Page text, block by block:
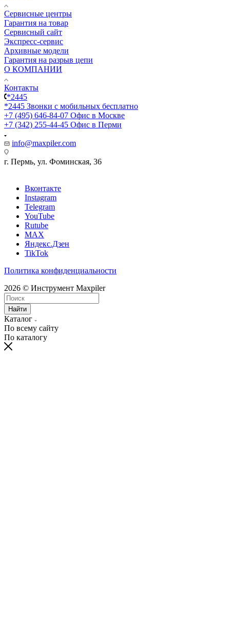
Сервисные центры
Гарантия на товар
Сервисный сайт
Экспресс-сервис
Архивные модели
Гарантия на разрыв цепи
О КОМПАНИИ
Контакты
*2445
*2445 Звонки с мобильных бесплатно
+7 (495) 646-84-07 Офис в Москве
+7 (342) 255-44-45 Офис в Перми
info@maxpiler.com
г. Пермь, ул. Фоминская, 36
Вконтакте
Instagram
Telegram
YouTube
Rutube
MAX
Яндекс.Дзен
TikTok
Политика конфиденциальности
2026 © Инструмент Maxpiler
Найти
Каталог
По всему сайту
По каталогу